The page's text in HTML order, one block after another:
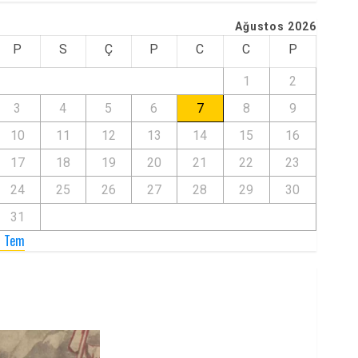
Ağustos 2026
P S Ç P C C P
1
2
3
4 5 6 7 8
9
10
11 12 13 14 15
16
17
18 19 20 21 22
23
24
25 26 27 28 29
30
31